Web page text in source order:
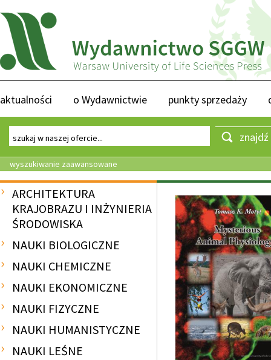
aktualności o Wydawnictwie punkty sprzedaży
znajdź
wyszukiwanie zaawansowane
ARCHITEKTURA
KRAJOBRAZU I INŻYNIERIA
ŚRODOWISKA
NAUKI BIOLOGICZNE
NAUKI CHEMICZNE
NAUKI EKONOMICZNE
NAUKI FIZYCZNE
NAUKI HUMANISTYCZNE
NAUKI LEŚNE